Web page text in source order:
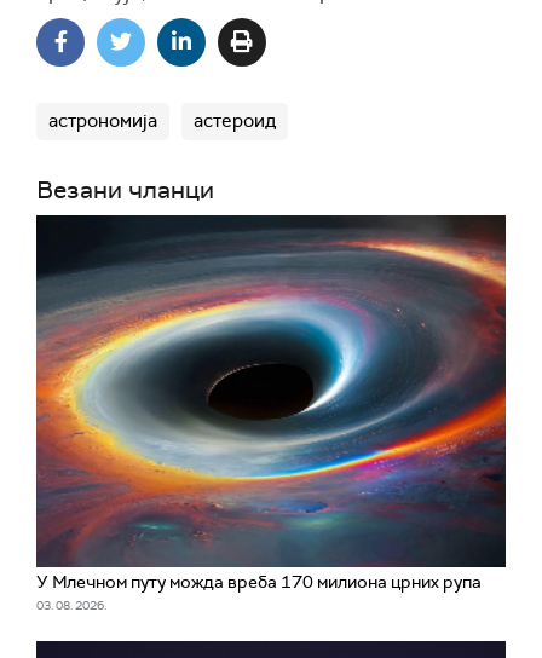
астрономија астероид
Везани чланци
У Млечном путу можда вреба 170 милиона црних рупа
03. 08. 2026.